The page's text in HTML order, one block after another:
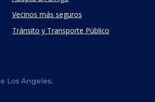
Vecinos más seguros
Tránsito y Transporte Público
Los Ángeles.